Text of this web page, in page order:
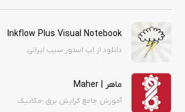
Inkflow Plus Visual Notebook
دانلود از اپ استور سیب ایرانی
ماهر | Maher
آموزش جامع گرایش برق -مکانیک